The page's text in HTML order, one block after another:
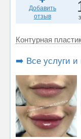
Добавить
отзыв
Контурная
➡️ Все услуги и